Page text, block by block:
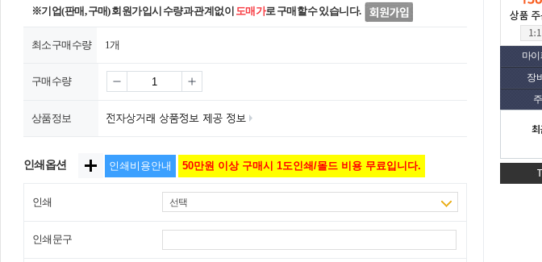
마
장
※기업(판매, 구매) 회원가입시 수량과 관계없이 도매가로 구매할 수 있습니다.
최소구매수량 1개
구매수량
상품정보
인쇄옵션 인쇄비용안내 50만원 이상 구매시 1도인쇄/몰드 비용 무료입니다.
인쇄 선택
인쇄문구